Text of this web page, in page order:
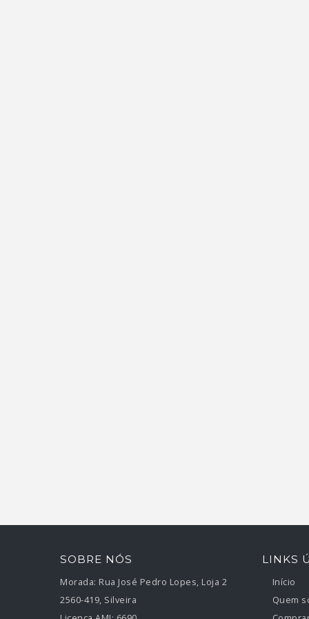
SOBRE NÓS
Morada: Rua José Pedro Lopes, Loja 2
2560-419, Silveira
LINKS
Início
Quem